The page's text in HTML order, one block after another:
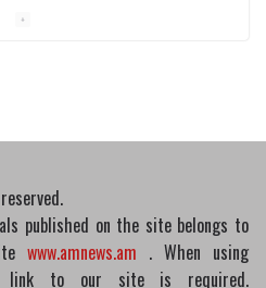
Գարեգին
որոշումը
04/2026
published on the site belongs to
www.amnews.am . When using
link to our site is required.